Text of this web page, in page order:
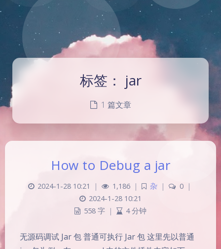
夜间模式
标签： jar
1 篇文章
How to Debug a jar
2024-1-28 10:21 | 1,186 | 杂 | 0 |
2024-1-28 10:21
558 字 | 4 分钟
无源码调试 Jar 包 普通可执行 Jar 包 这里先以普通